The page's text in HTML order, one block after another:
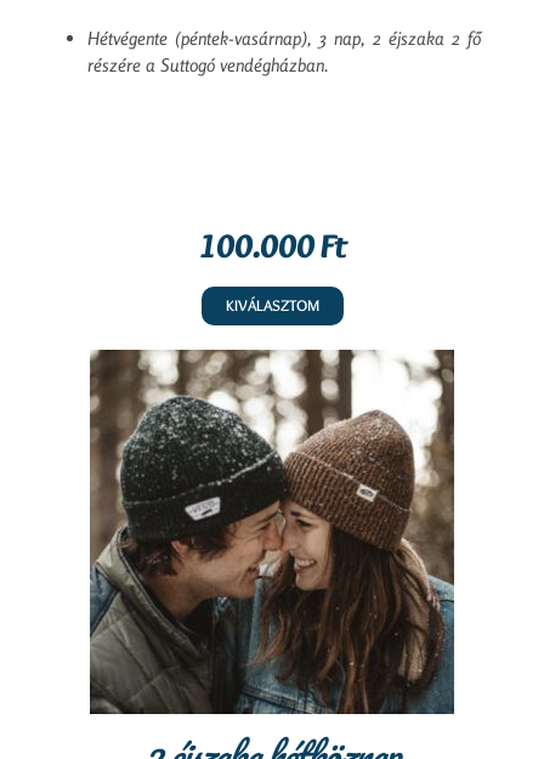
Hétvégente (péntek-vasárnap), 3 nap, 2 éjszaka 2 fő
részére a Suttogó vendégházban.
100.000 Ft
KIVÁLASZTOM